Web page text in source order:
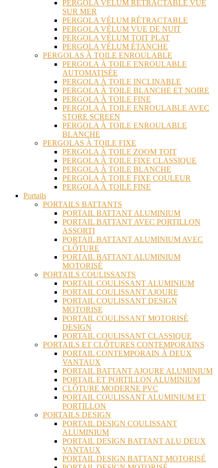
PERGOLA VÉLUM RÉTRACTABLE VUE
SUR MER
PERGOLA VÉLUM RÉTRACTABLE
PERGOLA VÉLUM VUE DE NUIT
PERGOLA VÉLUM TOIT PLAT
PERGOLA VÉLUM ÉTANCHE
PERGOLAS À TOILE ENROULABLE
PERGOLA À TOILE ENROULABLE
AUTOMATISÉE
PERGOLA À TOILE INCLINABLE
PERGOLA À TOILE BLANCHE ET NOIRE
PERGOLA À TOILE FINE
PERGOLA À TOILE ENROULABLE AVEC
STORE SCREEN
PERGOLA À TOILE ENROULABLE
BLANCHE
PERGOLAS À TOILE FIXE
PERGOLA À TOILE ZOOM TOIT
PERGOLA À TOILE FIXE CLASSIQUE
PERGOLA À TOILE BLANCHE
PERGOLA À TOILE FIXE COULEUR
PERGOLA À TOILE FINE
Portails
PORTAILS BATTANTS
PORTAIL BATTANT ALUMINIUM
PORTAIL BATTANT AVEC PORTILLON
ASSORTI
PORTAIL BATTANT ALUMINIUM AVEC
CLÔTURE
PORTAIL BATTANT ALUMINIUM
MOTORISÉ
PORTAILS COULISSANTS
PORTAIL COULISSANT ALUMINIUM
PORTAIL COULISSANT AJOURE
PORTAIL COULISSANT DESIGN
MOTORISE
PORTAIL COULISSANT MOTORISÉ
DESIGN
PORTAIL COULISSANT CLASSIQUE
PORTAILS ET CLÔTURES CONTEMPORAINS
PORTAIL CONTEMPORAIN À DEUX
VANTAUX
PORTAIL BATTANT AJOURE ALUMINIUM
PORTAIL ET PORTILLON ALUMINIUM
CLÔTURE MODERNE PVC
PORTAIL COULISSANT ALUMINIUM ET
PORTILLON
PORTAILS DESIGN
PORTAIL DESIGN COULISSANT
ALUMINIUM
PORTAIL DESIGN BATTANT ALU DEUX
VANTAUX
PORTAIL DESIGN BATTANT MOTORISÉ